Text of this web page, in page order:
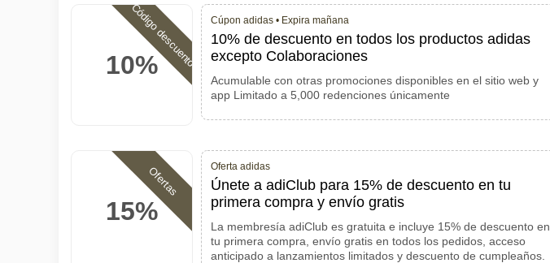
10%
Código descuento Cúpon adidas • Expira mañana
10% de descuento en todos los productos adidas
excepto Colaboraciones
Acumulable con otras promociones disponibles en el sitio web y
app Limitado a 5,000 redenciones únicamente
15%
Ofertas Oferta adidas
Únete a adiClub para 15% de descuento en tu
primera compra y envío gratis
La membresía adiClub es gratuita e incluye 15% de descuento en
tu primera compra, envío gratis en todos los pedidos, acceso
anticipado a lanzamientos limitados y descuento de cumpleaños.